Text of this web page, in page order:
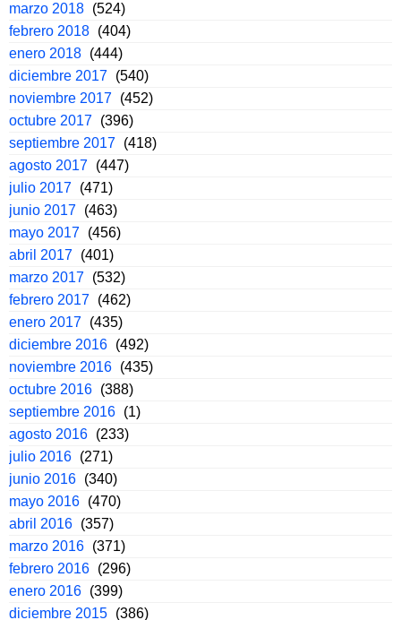
marzo 2018 (524)
febrero 2018 (404)
enero 2018 (444)
diciembre 2017 (540)
noviembre 2017 (452)
octubre 2017 (396)
septiembre 2017 (418)
agosto 2017 (447)
julio 2017 (471)
junio 2017 (463)
mayo 2017 (456)
abril 2017 (401)
marzo 2017 (532)
febrero 2017 (462)
enero 2017 (435)
diciembre 2016 (492)
noviembre 2016 (435)
octubre 2016 (388)
septiembre 2016 (1)
agosto 2016 (233)
julio 2016 (271)
junio 2016 (340)
mayo 2016 (470)
abril 2016 (357)
marzo 2016 (371)
febrero 2016 (296)
enero 2016 (399)
diciembre 2015 (386)